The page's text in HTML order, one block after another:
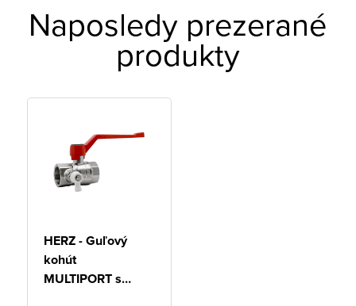
Naposledy prezerané
produkty
HERZ - Guľový
kohút
MULTIPORT s